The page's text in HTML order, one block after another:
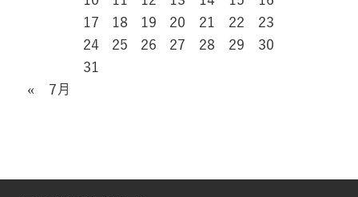
17
18 19 20 21 22
23
24
25 26 27 28 29
30
31
« 7月